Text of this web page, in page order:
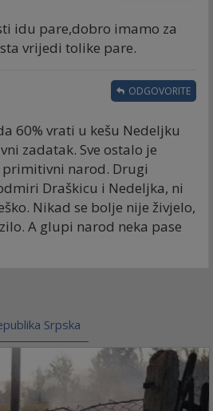
idu pare,dobro imamo za
vrijedi tolike pare.
60% vrati u kešu Nedeljku
zadatak. Sve ostalo je
narod. Drugi
Draškicu i Nedeljka, ni
Nikad se bolje nije živjelo,
A glupi narod neka pase
ODGOVORITE
Srpska